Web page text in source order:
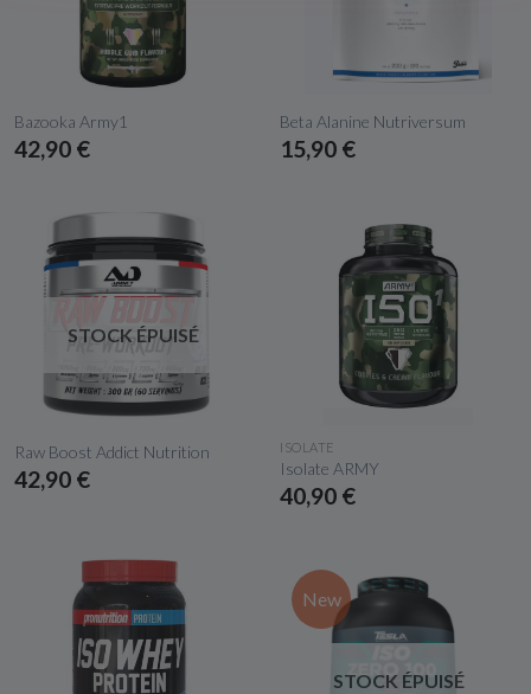
APERÇU RAPIDE
Bazooka Army1
42,90 €
APERÇU RAPIDE
Beta Alanine Nutriversum
15,90 €
STOCK ÉPUISÉ
APERÇU RAPIDE
Raw Boost Addict Nutrition
42,90 €
ISOLATE
Isolate ARMY
40,90 €
New
STOCK ÉPUISÉ